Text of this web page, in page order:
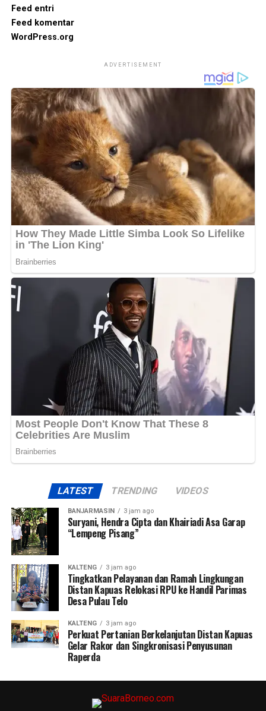
Feed entri
Feed komentar
WordPress.org
ADVERTISEMENT
LATEST TRENDING VIDEOS
BANJARMASIN 3 jam ago
Suryani, Hendra Cipta dan Khairiadi Asa Garap
“Lempeng Pisang”
KALTENG 3 jam ago
Tingkatkan Pelayanan dan Ramah Lingkungan
Distan Kapuas Relokasi RPU ke Handil Parimas
Desa Pulau Telo
KALTENG 3 jam ago
Perkuat Pertanian Berkelanjutan Distan Kapuas
Gelar Rakor dan Singkronisasi Penyusunan
Raperda